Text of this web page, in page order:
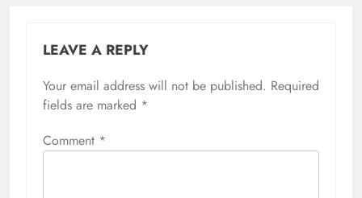
LEAVE A REPLY
Your email address will not be published. Required
fields are marked *
Comment *